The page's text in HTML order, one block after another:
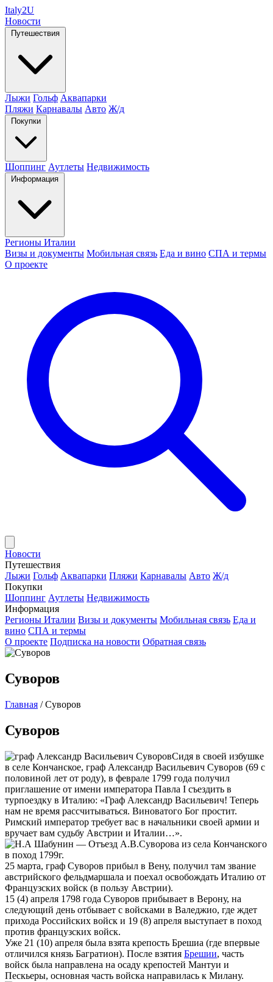
Italy2U
Новости
Путешествия
Лыжи Гольф Аквапарки
Пляжи Карнавалы Авто Ж/д
Покупки
Шоппинг Аутлеты Недвижимость
Информация
Регионы Италии
Визы и документы Мобильная связь Еда и вино СПА и термы
О проекте
Новости
Путешествия
Лыжи Гольф Аквапарки Пляжи Карнавалы Авто Ж/д
Покупки
Шоппинг Аутлеты Недвижимость
Информация
Регионы Италии Визы и документы Мобильная связь Еда и
вино СПА и термы
О проекте Подписка на новости Обратная связь
Суворов
Главная / Суворов
Суворов
Сидя в своей избушке
в селе Кончанское, граф Александр Васильевич Суворов (69 с
половиной лет от роду), в феврале 1799 года получил
приглашение от имени императора Павла I съездить в
турпоездку в Италию: «Граф Александр Васильевич! Теперь
нам не время рассчитываться. Виноватого Бог простит.
Римский император требует вас в начальники своей армии и
вручает вам судьбу Австрии и Италии…».
25 марта, граф Суворов прибыл в Вену, получил там звание
австрийского фельдмаршала и поехал освобождать Италию от
Французских войск (в пользу Австрии).
15 (4) апреля 1798 года Суворов прибывает в Верону, на
следующий день отбывает с войсками в Валеджио, где ждет
прихода Российских войск и 19 (8) апреля выступает в поход
против французских войск.
Уже 21 (10) апреля была взята крепость Брешиа (где впервые
отличился князь Багратион). После взятия Брешии, часть
войск была направлена на осаду крепостей Мантуи и
Пескьеры, основная часть войска направилась к Милану.